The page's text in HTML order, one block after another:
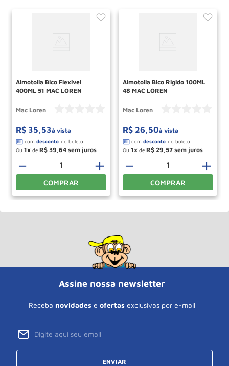
Almotolia Bico Flexivel
400ML 51 MAC LOREN
Mac Loren
R$ 35,53à vista
Ou 1 de R$ 39 64
＋
－
COMPRAR
Almotolia Bico Rigido 100ML
48 MAC LOREN
Mac Loren
R$ 26,50à vista
Ou 1 de R$ 29 57
＋
－
COMPRAR
Assine nossa newsletter
Receba novidades e ofertas exclusivas por e-mail
ENVIAR